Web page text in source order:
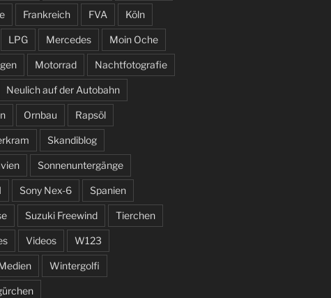
Frankreich FVA Köln
LPG Mercedes Moin Oche
Motorrad Nachtfotografie
Neulich auf der Autobahn
Ornbau Rapsöl
Skandiblog
Sonnenuntergänge
Sony Nex-6 Spanien
Suzuki Freewind Tierchen
Videos W123
Wintergolfi